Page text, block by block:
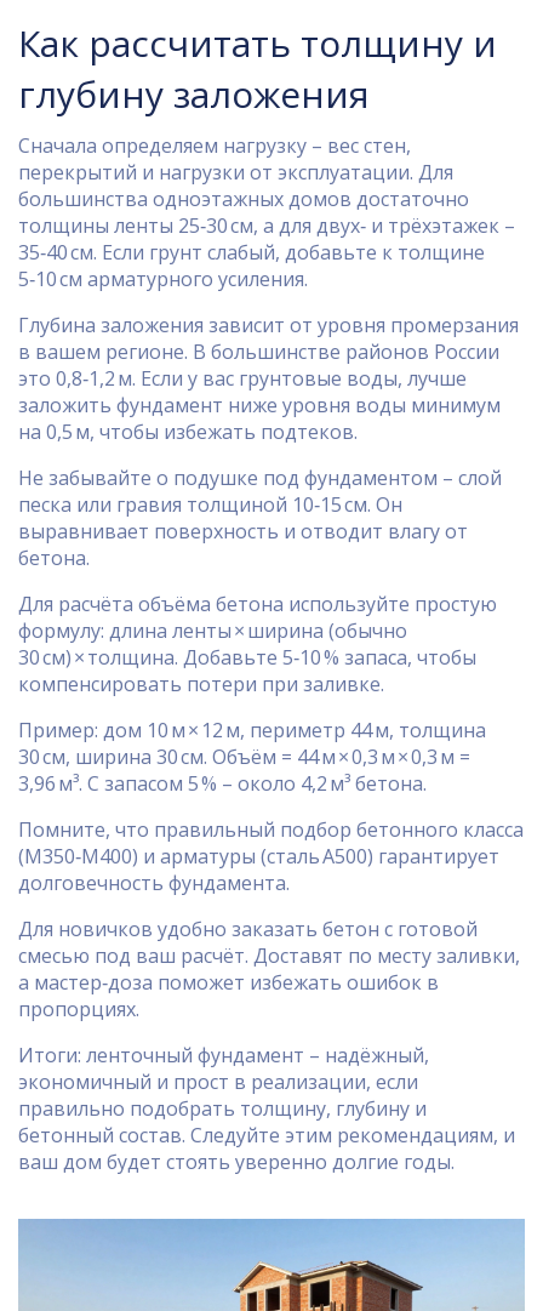
Как рассчитать толщину и
глубину заложения
Сначала определяем нагрузку – вес стен,
перекрытий и нагрузки от эксплуатации. Для
большинства одноэтажных домов достаточно
толщины ленты 25‑30 см, а для двух‑ и трёхэтажек –
35‑40 см. Если грунт слабый, добавьте к толщине
5‑10 см арматурного усиления.
Глубина заложения зависит от уровня промерзания
в вашем регионе. В большинстве районов России
это 0,8‑1,2 м. Если у вас грунтовые воды, лучше
заложить фундамент ниже уровня воды минимум
на 0,5 м, чтобы избежать подтеков.
Не забывайте о подушке под фундаментом – слой
песка или гравия толщиной 10‑15 см. Он
выравнивает поверхность и отводит влагу от
бетона.
Для расчёта объёма бетона используйте простую
формулу: длина ленты × ширина (обычно
30 см) × толщина. Добавьте 5‑10 % запаса, чтобы
компенсировать потери при заливке.
Пример: дом 10 м × 12 м, периметр 44 м, толщина
30 см, ширина 30 см. Объём = 44 м × 0,3 м × 0,3 м =
3,96 м³. С запасом 5 % – около 4,2 м³ бетона.
Помните, что правильный подбор бетонного класса
(М350‑М400) и арматуры (сталь A500) гарантирует
долговечность фундамента.
Для новичков удобно заказать бетон с готовой
смесью под ваш расчёт. Доставят по месту заливки,
а мастер‑доза поможет избежать ошибок в
пропорциях.
Итоги: ленточный фундамент – надёжный,
экономичный и прост в реализации, если
правильно подобрать толщину, глубину и
бетонный состав. Следуйте этим рекомендациям, и
ваш дом будет стоять уверенно долгие годы.